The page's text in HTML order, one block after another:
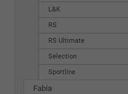
L&K
RS
RS Ultimate
Selection
Sportline
Fabia